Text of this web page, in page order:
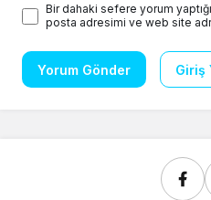
Bir dahaki sefere yorum
posta adresimi ve web site
Yorum Gönder Giriş